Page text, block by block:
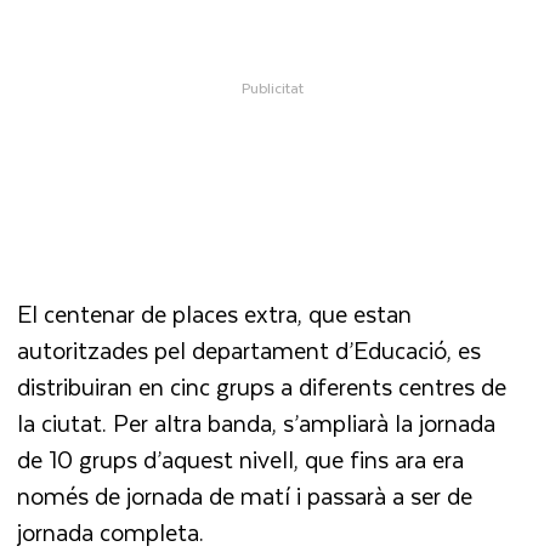
El centenar de places extra, que estan
autoritzades pel departament d’Educació, es
distribuiran en cinc grups a diferents centres de
la ciutat. Per altra banda, s’ampliarà la jornada
de 10 grups d’aquest nivell, que fins ara era
només de jornada de matí i passarà a ser de
jornada completa.